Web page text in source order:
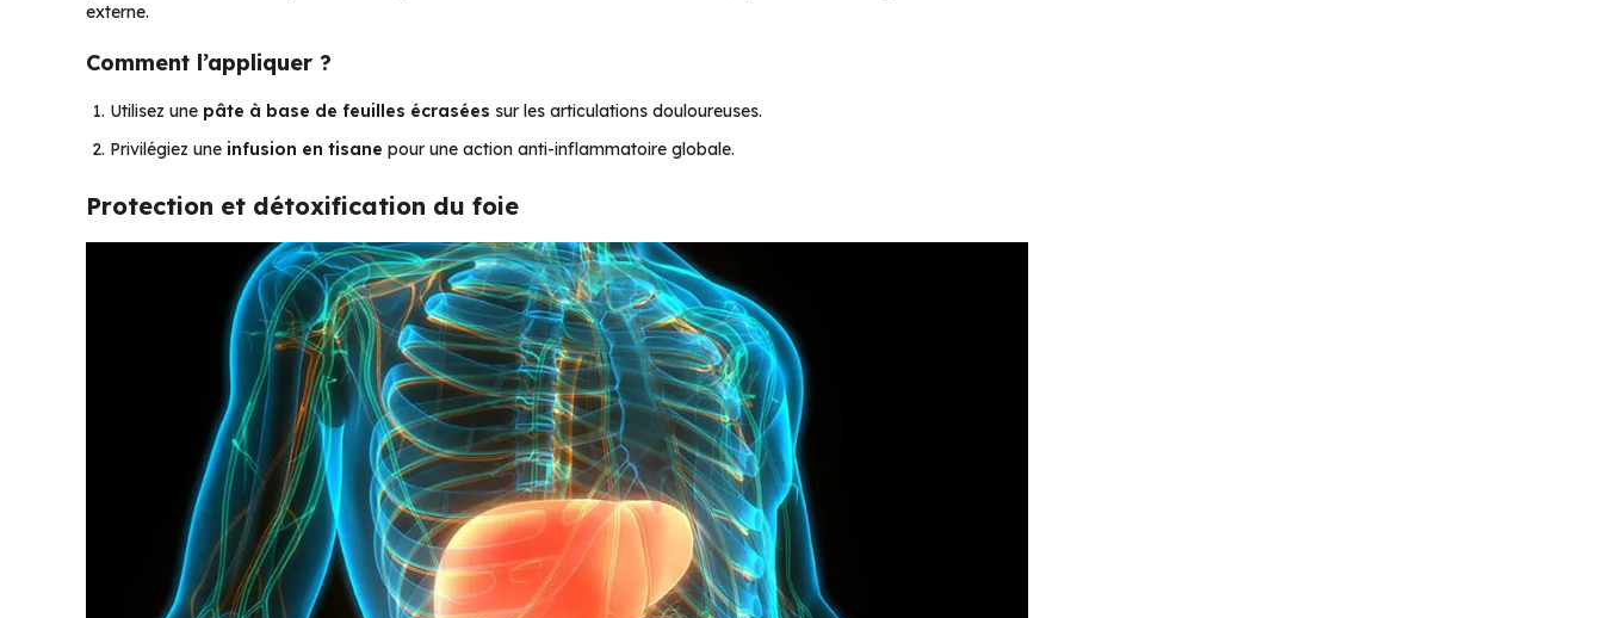
externe.
Comment l’appliquer ?
Utilisez une pâte à base de feuilles écrasées sur les articulations douloureuses.
Privilégiez une infusion en tisane pour une action anti-inflammatoire globale.
Protection et détoxification du foie